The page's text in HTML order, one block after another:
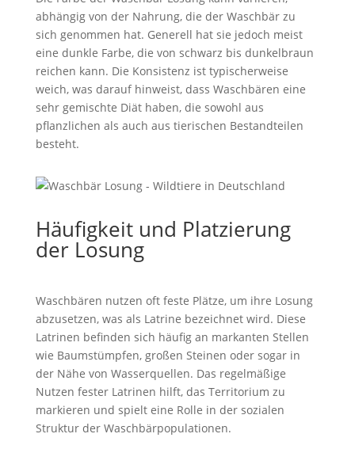
abhängig von der Nahrung, die der Waschbär zu
sich genommen hat. Generell hat sie jedoch meist
eine dunkle Farbe, die von schwarz bis dunkelbraun
reichen kann. Die Konsistenz ist typischerweise
weich, was darauf hinweist, dass Waschbären eine
sehr gemischte Diät haben, die sowohl aus
pflanzlichen als auch aus tierischen Bestandteilen
besteht.
Häufigkeit und Platzierung
der Losung
Waschbären nutzen oft feste Plätze, um ihre Losung
abzusetzen, was als Latrine bezeichnet wird. Diese
Latrinen befinden sich häufig an markanten Stellen
wie Baumstümpfen, großen Steinen oder sogar in
der Nähe von Wasserquellen. Das regelmäßige
Nutzen fester Latrinen hilft, das Territorium zu
markieren und spielt eine Rolle in der sozialen
Struktur der Waschbärpopulationen.